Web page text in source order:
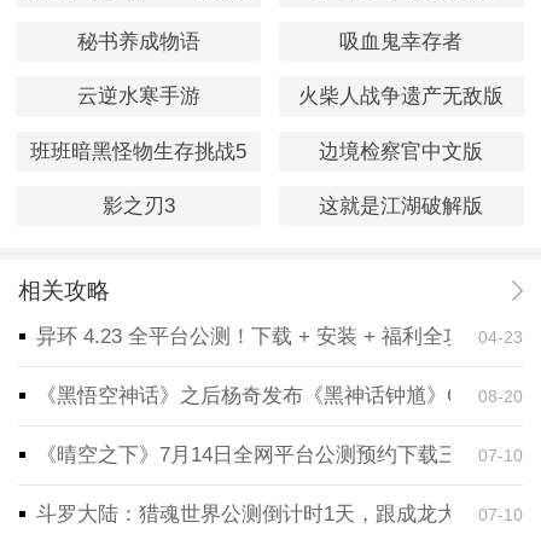
秘书养成物语 吸血鬼幸存者
云逆水寒手游 火柴人战争遗产无敌版
班班暗黑怪物生存挑战5 边境检察官中文版
影之刃3 这就是江湖破解版
相关攻略
异环 4.23 全平台公测！下载 + 安装 + 福利全攻略，一
04-23
《黑悟空神话》之后杨奇发布《黑神话钟馗》CG！预
08-20
《晴空之下》7月14日全网平台公测预约下载三端同步
07-10
斗罗大陆：猎魂世界公测倒计时1天，跟成龙大哥一起
07-10